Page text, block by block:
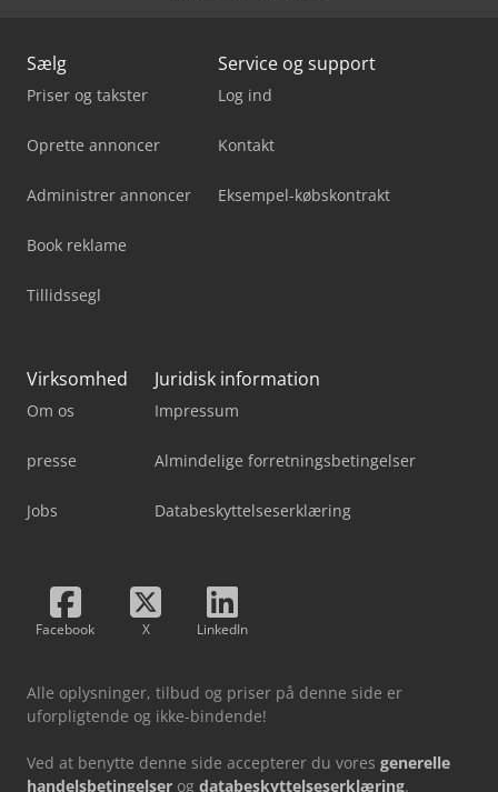
Sælg
Priser og takster
Oprette annoncer
Administrer annoncer
Book reklame
Tillidssegl
Service og support
Log ind
Kontakt
Eksempel-købskontrakt
Virksomhed
Om os
presse
Jobs
Juridisk information
Impressum
Almindelige forretningsbetingelser
Databeskyttelseserklæring
Facebook X LinkedIn
Alle oplysninger, tilbud og priser på denne side er
uforpligtende og ikke-bindende!
Ved at benytte denne side accepterer du vores generelle
handelsbetingelser og databeskyttelseserklæring.